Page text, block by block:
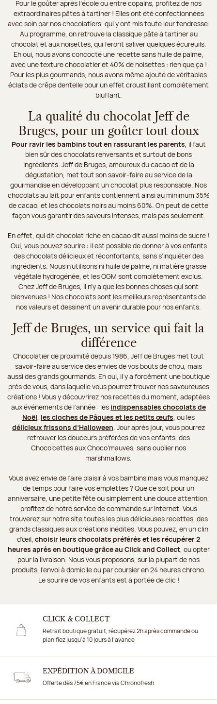
Pour le goûter après l’école ou entre copains, profitez de nos
extraordinaires pâtes à tartiner ! Elles ont été confectionnées
avec soin par nos chocolatiers, qui y ont mis toute leur tendresse.
Au programme, on retrouve la classique pâte à tartiner au
chocolat et aux noisettes, qui feront saliver quelques écureuils.
Eh oui, nous avons concocté une recette sans huile de palme,
avec une texture chocolatier et 40% de noisettes : rien que ça !
Pour les plus gourmands, nous avons même ajouté de véritables
éclats de crêpe dentelle pour un effet croustillant complètement
bluffant.
La qualité du chocolat Jeff de
Bruges, pour un goûter tout doux
Pour ravir les bambins tout en rassurant les parents, il faut
bien sûr des chocolats renversants et surtout de bons
ingrédients. Jeff de Bruges, amoureux du cacao et de la
dégustation, met tout son savoir-faire au service de la
gourmandise en développant un chocolat plus responsable. Nos
chocolats au lait pour enfants contiennent ainsi au minimum 35%
de cacao, et les chocolats noirs au moins 60%. On peut de cette
façon vous garantir des saveurs intenses, mais pas seulement.
En effet, qui dit chocolat riche en cacao dit aussi moins de sucre !
Oui, vous pouvez sourire : il est possible de donner à vos enfants
des chocolats délicieux et réconfortants, sans s’inquiéter des
ingrédients. Nous n’utilisons ni huile de palme, ni matière grasse
végétale hydrogénée, et les OGM sont complètement exclus.
Chez Jeff de Bruges, il n’y a que les bonnes choses qui sont
bienvenues ! Nos chocolats sont les meilleurs représentants de
nos valeurs et dessinent un avenir durable pour nos enfants.
Jeff de Bruges, un service qui fait la
différence
Chocolatier de proximité depuis 1986, Jeff de Bruges met tout
savoir-faire au service des envies de vos bouts de chou, mais
aussi des grands gourmands. Eh oui, il y a forcément une boutique
près de vous, dans laquelle vous pourrez trouver nos savoureuses
créations ! Vous y découvrirez nos recettes du moment, adaptées
aux événements de l’année : les indispensables chocolats de
Noël, les cloches de Pâques et les petits œufs, ou les
délicieux frissons d’Halloween. Jour après jour, vous pourrez
retrouver les douceurs préférées de vos enfants, des
Choco’cettes aux Choco’mauves, sans oublier nos
marshmallows.
Vous avez envie de faire plaisir à vos bambins mais vous manquez
de temps pour faire vos emplettes ? Que ce soit pour un
anniversaire, une petite fête ou simplement une douce attention,
profitez de notre service de commande sur Internet. Vous
trouverez sur notre site toutes les plus délicieuses recettes, des
grands classiques aux créations inédites. Vous pouvez, en un clin
d’œil, choisir leurs chocolats préférés et les récupérer 2
heures après en boutique grâce au Click and Collect, ou opter
pour la livraison. Nous vous proposons, sur la plupart de nos
produits, l’envoi à domicile ou par coursier en 24 heures chrono.
Le sourire de vos enfants est à portée de clic !
CLICK & COLLECT
Retrait boutique gratuit, récupérez 2h après commande ou
planifiez jusqu'à 10 jours à l'avance
EXPÉDITION À DOMICILE
Offerte dès 75€ en France via Chronofresh